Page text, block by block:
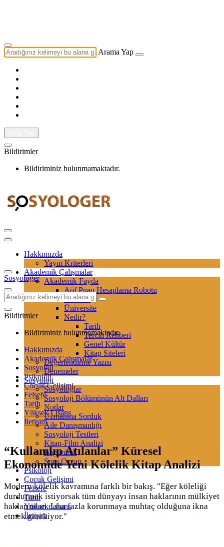
Arama Yap
Bildirimler
Bildiriminiz bulunmamaktadır.
Hakkımızda
Yayın Kriterleri
Akademik Çalışmalar
Akademik Fayda
Aöf Puan Hesaplama Robotu
Sertifika
Üniversite
Nedir?
Tarih
Tercih Rehberi
Genel Kültür
Kitap Siteleri
Değerlendirme Yazısı
Denemeler
Sosyoloji
Sosyologlar
Sosyoloji Bölümünün Alt Dalları
Notlar
Uzmanına Sorduk
Aile Danışmanlığı
Sosyoloji Testleri
Kitap-Film Analizi
Bağımlılık
Soru Cevap
Psikoloji
Çocuk Gelişimi
Felsefe
Tarih
Yüksek Lisans
İletişim
Sosyologer
Bildirimler
Bildiriminiz bulunmamaktadır.
Hakkımızda
Akademik Çalışmalar
Sosyoloji
Psikoloji
Çocuk Gelişimi
Felsefe
Tarih
Yüksek Lisans
İletişim
“Kullanılıp Atılanlar” Küresel
Ekonomide Yeni Kölelik Kitap Analizi
Modern kölelik kavramına farklı bir bakış. "Eğer köleliği
durdurmak istiyorsak tüm dünyayı insan haklarının mülkiyet
haklarından daha fazla korunmaya muhtaç olduğuna ikna
etmek gerekiyor."